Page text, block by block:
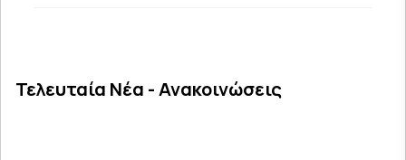
Τελευταία Νέα - Ανακοινώσεις